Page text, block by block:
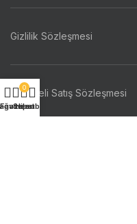
Gizlilik Sözleşmesi
Mesafeli Satış Sözleşmesi
Favoriler
0
Sepet
Hesabım